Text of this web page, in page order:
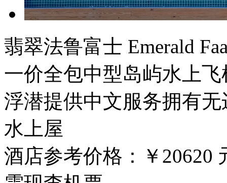
翡翠法鲁富士 Emerald
一价全包中型岛屿水上飞
浮潜提供中文服务拥有无
水上屋
酒店参考价格：
￥20620